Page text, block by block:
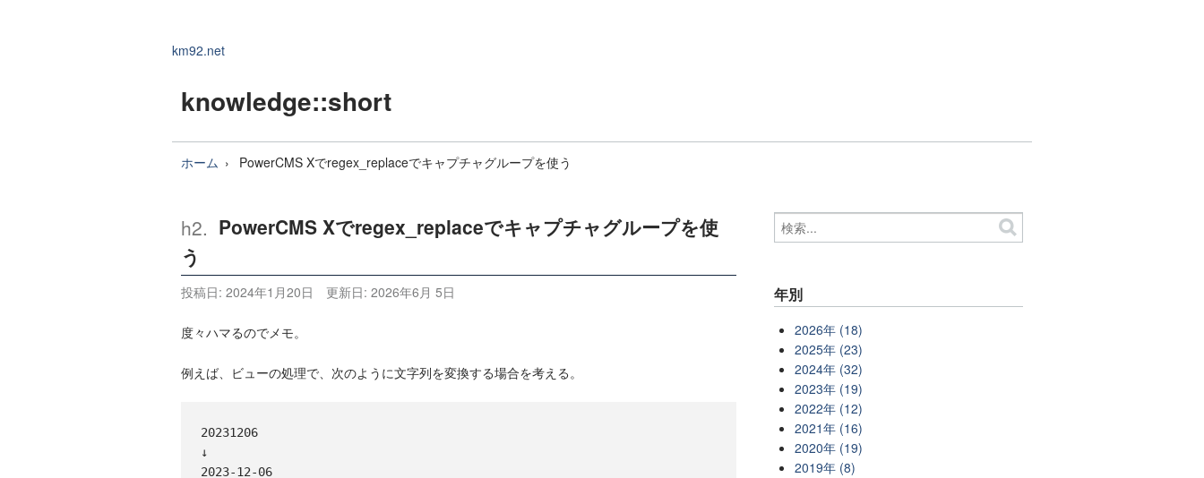
km92.net
knowledge::short
ホーム PowerCMS Xでregex_replaceでキャプチャグループを使う
PowerCMS Xでregex_replaceでキャプチャグループを使
う
投稿日: 2024年1月20日 更新日: 2026年6月 5日
度々ハマるのでメモ。
例えば、ビューの処理で、次のように文字列を変換する場合を考える。
20231206
↓
2023-12-06
年別
2026年 (18)
2025年 (23)
2024年 (32)
2023年 (19)
2022年 (12)
2021年 (16)
2020年 (19)
2019年 (8)